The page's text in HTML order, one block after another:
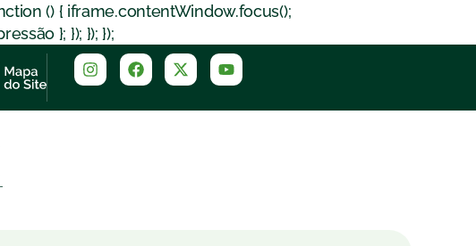
() { iframe.contentWindow.focus();
}; }); }); });